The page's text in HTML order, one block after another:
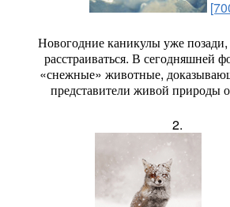
Новогодние каникулы уже
расстраиваться. В сегодняшней
«снежные» животные,
представители живой природы
2.